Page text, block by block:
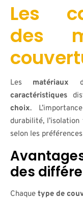
Les
des
Les matériaux
caractéristiques
choix.
durabilité,
selon les
des
Chaquetype de